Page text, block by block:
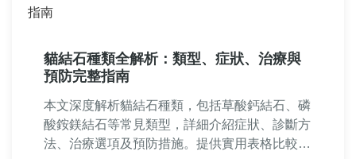
貓結石種類全解析：類型、症狀、治療與
預防完整指南
本文深度解析貓結石種類，包括草酸鈣結石、磷
酸銨鎂結石等常見類型，詳細介紹症狀、診斷方
法、治療選項及預防措施。提供實用表格比較和